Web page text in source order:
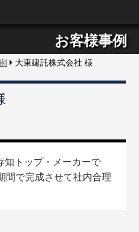
お客様事例
大東建託株式会社 様
知トップ・メーカーで
間で完成させて社内合理